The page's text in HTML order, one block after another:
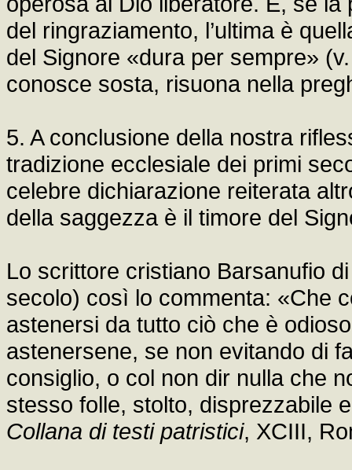
del ringraziamento, l’ultima è
del Signore «dura per sempre»
conosce sosta, risuona nella
5. A conclusione della nostra
tradizione ecclesiale dei primi
celebre dichiarazione reiterata
della saggezza è il timore del
Lo scrittore cristiano Barsanufio
secolo) così lo commenta: «Che
astenersi da tutto ciò che è
astenersene, se non evitando di
consiglio, o col non dir nulla che
stesso folle, stolto, disprezzabile
Collana di testi patristici, XCIII,